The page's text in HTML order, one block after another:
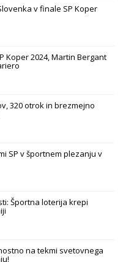
v finale SP Koper
Koper 2024, Martin Bergant
320 otrok in brezmejno
SP v športnem plezanju v
Športna loterija krepi
na tekmi svetovnega